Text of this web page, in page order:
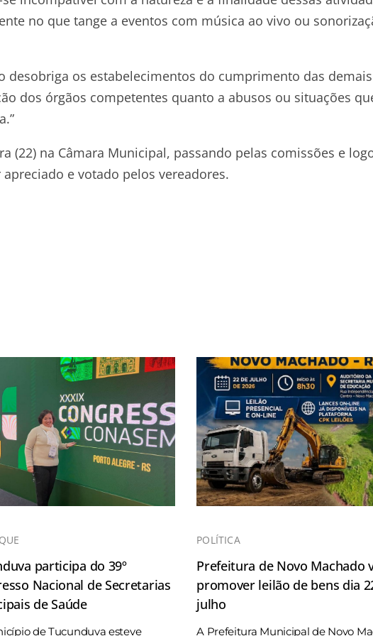
no que tange a eventos com música ao vivo ou
desobriga os estabelecimentos do cumprimento das demais
dos órgãos competentes quanto a abusos ou situações
(22) na Câmara Municipal, passando pelas comissões e
e votado pelos vereadores.
participa do 39º
Nacional de Secretarias
de Saúde
de Tucunduva esteve
POLÍTICA
Prefeitura de Novo Machado
promover leilão de bens dia
julho
A Prefeitura Municipal de Novo